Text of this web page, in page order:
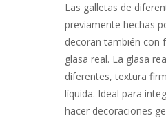
Las galletas de
previamente hechas
decoran también con
glasa real. La glasa
diferentes, textura
líquida. Ideal para
hacer decoraciones